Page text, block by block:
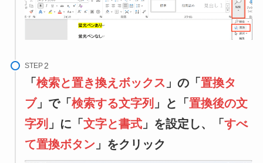
STEP
「 検索と置き換えボックス 」の「 置換タ
ブ」で「 検索する文字列 」と「 置換後の文
字列 」に「 文字と書式」を設定し、「 すべ
て置換ボタン 」をクリック